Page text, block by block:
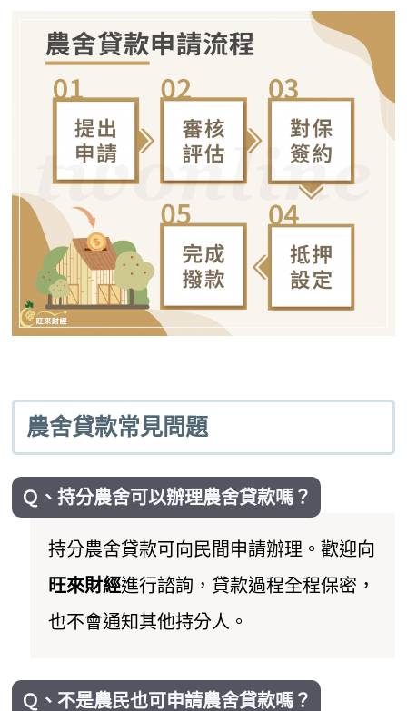
農舍貸款常見問題
Ｑ、持分農舍可以辦理農舍貸款嗎？
持分農舍貸款可向民間申請辦理。歡迎向
旺來財經進行諮詢，貸款過程全程保密，
也不會通知其他持分人。
Ｑ、不是農民也可申請農舍貸款嗎？